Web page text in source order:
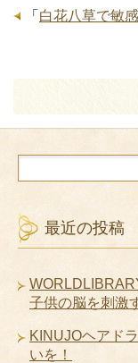
「 白花八草で敏
最近の投稿
子供の脳を刺激
KINUJOヘアド
いを！